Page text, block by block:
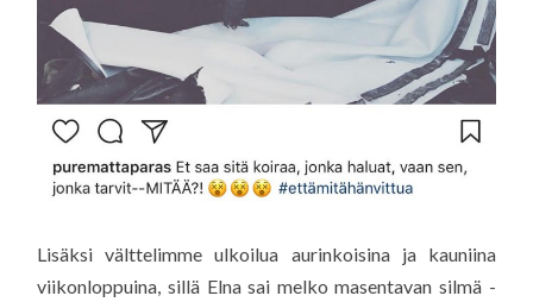
Lisäksi välttelimme ulkoilua aurinkoisina ja kauniina
viikonloppuina, sillä Elna sai melko masentavan silmä -